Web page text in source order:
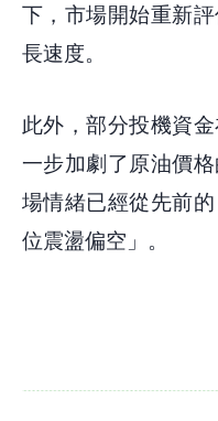
下，市場開始重新
長速度。
此外，部分投機資
一步加劇了原油價
場情緒已經從先前
位震盪偏空」。